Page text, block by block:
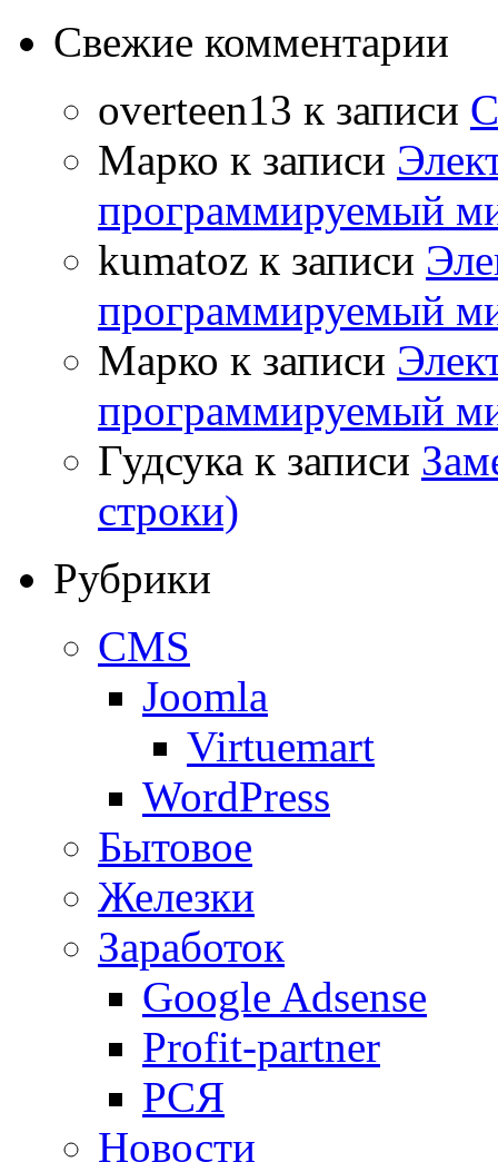
Свежие комментарии
overteen13 к записи
Марко к записи
программируемый
kumatoz к записи
программируемый
Марко к записи
программируемый
Гудсука к записи
строки)
Рубрики
CMS
Joomla
Virtuemart
WordPress
Бытовое
Железки
Заработок
Google Adsense
Profit-partner
РСЯ
Новости